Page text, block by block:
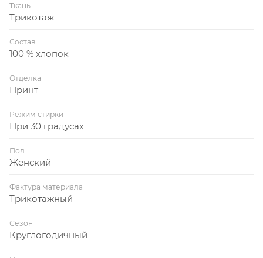
Ткань
Трикотаж
Состав
100 % хлопок
Отделка
Принт
Режим стирки
При 30 градусах
Пол
Женский
Фактура материала
Трикотажный
Сезон
Круглогодичный